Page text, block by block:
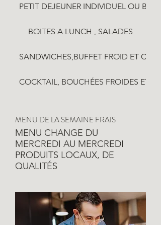
PETIT DEJEUNER INDIVIDUEL OU
BOITES A LUNCH , SALADES
SANDWICHES,BUFFET FROID ET
COCKTAIL, BOUCHÉES FROIDES ET
MENU DE LA SEMAINE FRAIS
MENU CHANGE DU
MERCREDI AU MERCREDI
PRODUITS LOCAUX, DE
QUALITÉS